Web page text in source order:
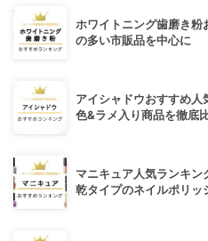
ホワイトニング歯磨き粉
の多い市販品を中心に
アイシャドウおすすめ
色&ラメ入り商品を徹底
マニキュア人気ランキ
乾タイプのネイルポリッ